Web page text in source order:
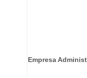
Empresa